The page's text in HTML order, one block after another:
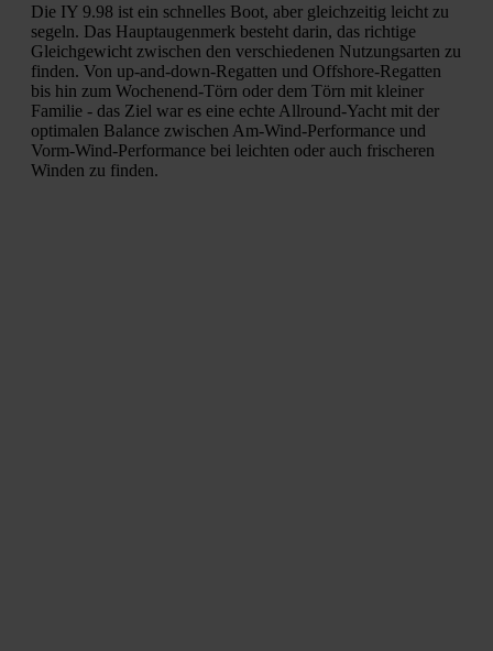
Die IY 9.98 ist ein schnelles Boot, aber gleichzeitig leicht zu
segeln. Das Hauptaugenmerk besteht darin, das richtige
Gleichgewicht zwischen den verschiedenen Nutzungsarten zu
finden. Von up-and-down-Regatten und Offshore-Regatten
bis hin zum Wochenend-Törn oder dem Törn mit kleiner
Familie - das Ziel war es eine echte Allround-Yacht mit der
optimalen Balance zwischen Am-Wind-Performance und
Vorm-Wind-Performance bei leichten oder auch frischeren
Winden zu finden.